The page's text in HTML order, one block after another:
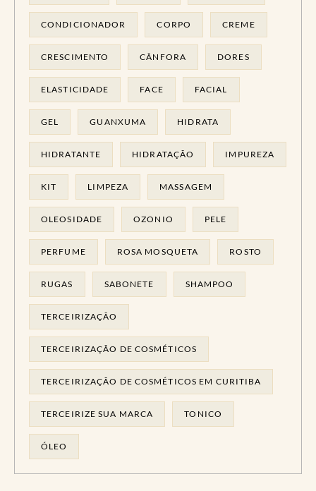
CONDICIONADOR CORPO CREME
CRESCIMENTO CÂNFORA DORES
ELASTICIDADE FACE FACIAL
GEL GUANXUMA HIDRATA
HIDRATANTE HIDRATAÇÃO IMPUREZA
KIT LIMPEZA MASSAGEM
OLEOSIDADE OZONIO PELE
PERFUME ROSA MOSQUETA ROSTO
RUGAS SABONETE SHAMPOO
TERCEIRIZAÇÃO
TERCEIRIZAÇÃO DE COSMÉTICOS
TERCEIRIZAÇÃO DE COSMÉTICOS EM CURITIBA
TERCEIRIZE SUA MARCA TONICO
ÓLEO